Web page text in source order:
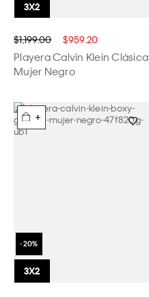
$1,199.00 $959.20
Playera Calvin Klein Clásica
Mujer Negro
+